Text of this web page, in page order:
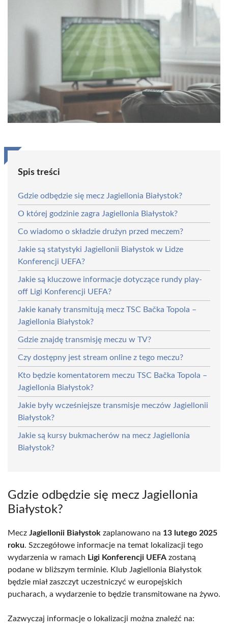
Spis treści
Gdzie odbędzie się mecz Jagiellonia Białystok?
O której godzinie zagra Jagiellonia Białystok?
Co wiadomo o składzie drużyn przed meczem?
Jakie są statystyki Jagiellonii Białystok w Lidze
Konferencji UEFA?
Jakie są kluczowe informacje dotyczące rundy play-
off Ligi Konferencji UEFA?
Jakie kanały transmitują mecz TSC Bačka Topola –
Jagiellonia Białystok?
Gdzie znajdę transmisję meczu w TV?
Czy dostępny jest stream online z tego meczu?
Kto będzie komentatorem meczu TSC Bačka Topola –
Jagiellonia Białystok?
Jakie były wcześniejsze transmisje meczów Jagiellonii
Białystok?
Jakie są kursy bukmacherów na mecz Jagiellonia
Białystok?
Gdzie odbędzie się mecz Jagiellonia
Białystok?
Mecz Jagiellonii Białystok zaplanowano na 13 lutego 2025
roku. Szczegółowe informacje na temat lokalizacji tego
wydarzenia w ramach Ligi Konferencji UEFA zostaną
podane w bliższym terminie. Klub Jagiellonia Białystok
będzie miał zaszczyt uczestniczyć w europejskich
pucharach, a wydarzenie to będzie transmitowane na żywo.
Zazwyczaj informacje o lokalizacji można znaleźć na: